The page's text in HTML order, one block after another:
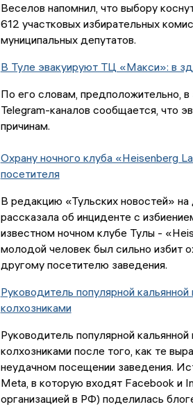
Веселов напомнил, что выбору
612 участковых избирательных
муниципальных депутатов.
В Туле эвакуируют ТЦ «Макси»: в
По его словам, предположительно,
Telegram-каналов сообщается, что
причинам.
Охрану ночного клуба «Heisenberg
посетителя
В редакцию «Тульских новостей»
рассказала об инциденте с
известном ночном клубе Тулы -
молодой человек был сильно избит
другому посетителю заведения.
Руководитель популярной
колхозниками
Руководитель популярной
колхозниками после того, как те
неудачном посещении заведения.
Meta, в которую входят Facebook и
организацией в РФ) поделилась